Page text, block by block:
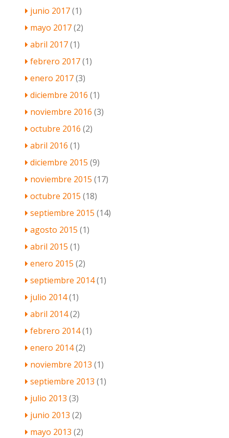
junio 2017(1)
mayo 2017(2)
abril 2017(1)
febrero 2017(1)
enero 2017(3)
diciembre 2016 (1)
noviembre 2016 (3)
octubre 2016 (2)
abril 2016 (1)
diciembre 2015 (9)
noviembre 2015 (17)
octubre 2015 (18)
septiembre 2015 (14)
agosto 2015 (1)
abril 2015 (1)
enero 2015 (2)
septiembre 2014(1)
julio 2014(1)
abril 2014(2)
febrero 2014(1)
enero 2014(2)
noviembre 2013 (1)
septiembre 2013 (1)
julio 2013 (3)
junio 2013 (2)
mayo 2013 (2)